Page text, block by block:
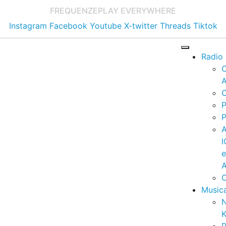
FREQUENZEPLAY EVERYWHERE
Instagram Facebook Youtube X-twitter Threads Tiktok
Radio
e